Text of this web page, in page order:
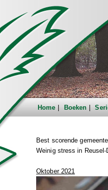
Home Boeken
Best scorende
Weinig stress in Reusel-
Oktober 2021